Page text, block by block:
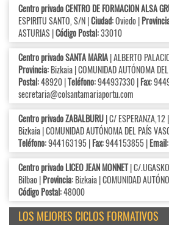
Centro privado CENTRO DE FORMACION ALSA
ESPIRITU SANTO, S/N |Ciudad:Oviedo |
ASTURIAS |Código Postal:33010
Centro privado SANTA MARIA| ALBERTO
Provincia:Bizkaia | COMUNIDAD AUTÓNOMA
Postal:48920 |Teléfono:944937330 |Fax:
secretaria@colsantamariaportu.com
Centro privado ZABALBURU| C/ ESPERANZA,12 |
Bizkaia | COMUNIDAD AUTÓNOMA DEL PAÍS
Teléfono:944163195 |Fax:944153855 |Email:
Centro privado LICEO JEAN MONNET| C/
Bilbao |Provincia:Bizkaia | COMUNIDAD
Código Postal:48000
LOS MEJORES CICLOS FORMATIVOS